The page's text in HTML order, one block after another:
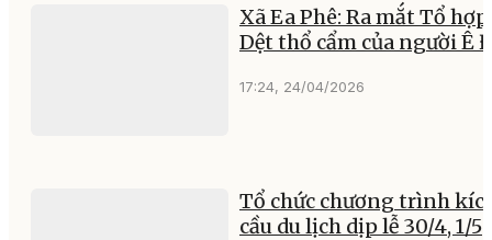
Xã Ea Phê: Ra mắt Tổ
Dệt thổ cẩm của người Ê
17:24, 24/04/2026
Tổ chức chương trình
cầu du lịch dịp lễ 30/4, 1/5